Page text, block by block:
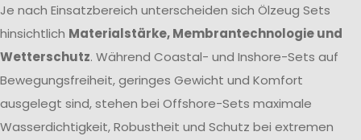
Je nach Einsatzbereich unterscheiden sich Ölzeug Sets
hinsichtlich Materialstärke, Membrantechnologie und
Wetterschutz. Während Coastal- und Inshore-Sets auf
Bewegungsfreiheit, geringes Gewicht und Komfort
ausgelegt sind, stehen bei Offshore-Sets maximale
Wasserdichtigkeit, Robustheit und Schutz bei extremen